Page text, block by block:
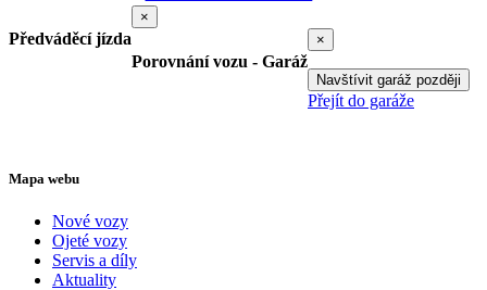
Předváděcí jízda
×
Porovnání vozu - Garáž
×
Navštívit garáž později
Přejít do garáže
Mapa webu
Nové vozy
Ojeté vozy
Servis a díly
Aktuality